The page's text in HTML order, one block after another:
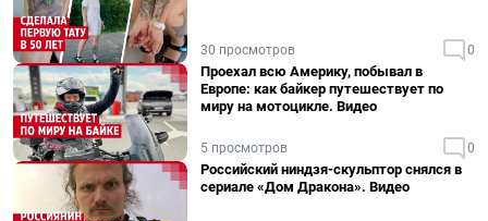
30 просмотров 0
Проехал всю Америку, побывал в
Европе: как байкер путешествует по
миру на мотоцикле. Видео
5 просмотров 0
Российский ниндзя-скульптор снялся в
сериале «Дом Дракона». Видео